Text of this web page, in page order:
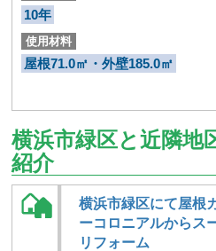
10年
使用材料
屋根71.0㎡・外壁185.0㎡
横浜市緑区と近隣地
紹介
横浜市緑区にて屋根
ーコロニアルからス
リフォーム